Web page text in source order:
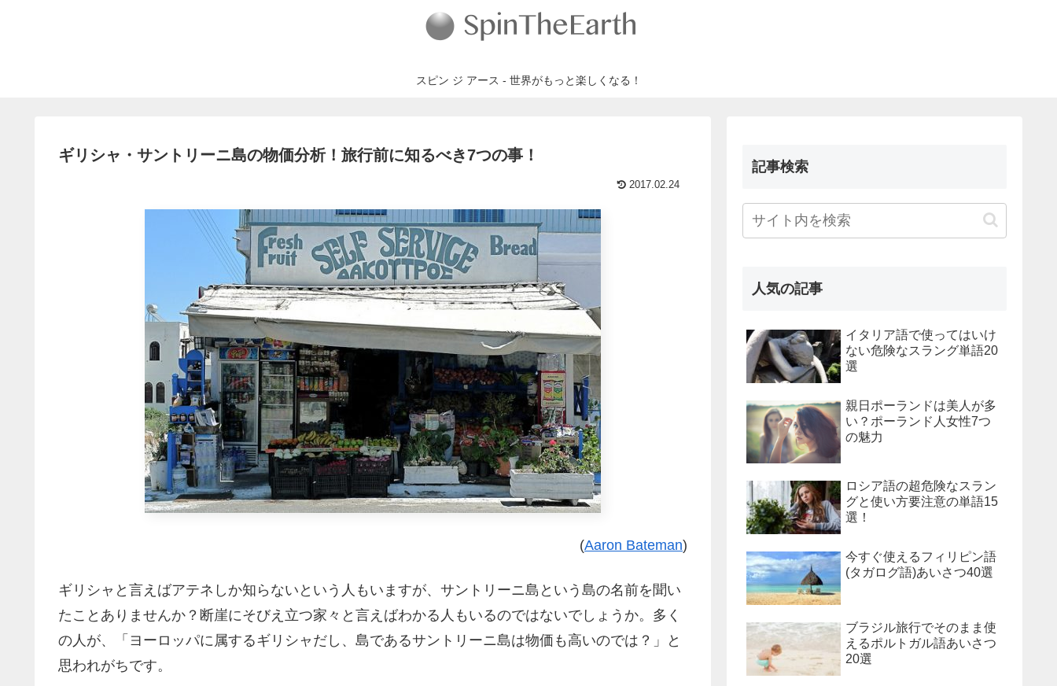
スピン ジ アース - 世界がもっと楽しくなる！
ギリシャ・サントリーニ島の物価分析！旅行前に知るべき7つの事！
2017.02.24
(Aaron Bateman)
ギリシャと言えばアテネしか知らないという人もいますが、サントリーニ島という島の名前を聞い
たことありませんか？断崖にそびえ立つ家々と言えばわかる人もいるのではないでしょうか。多く
の人が、「ヨーロッパに属するギリシャだし、島であるサントリーニ島は物価も高いのでは？」と
思われがちです。
記事検索
人気の記事
イタリア語で使ってはいけ
ない危険なスラング単語20
選
親日ポーランドは美人が多
い？ポーランド人女性7つ
の魅力
ロシア語の超危険なスラン
グと使い方要注意の単語15
選！
今すぐ使えるフィリピン語
(タガログ語)あいさつ40選
ブラジル旅行でそのまま使
えるポルトガル語あいさつ
20選